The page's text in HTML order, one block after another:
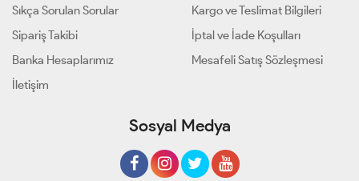
Sıkça Sorulan Sorular
Sipariş Takibi
Banka Hesaplarımız
İletişim
Kargo ve Teslimat Bilgileri
İptal ve İade Koşulları
Mesafeli Satış Sözleşmesi
Sosyal Medya